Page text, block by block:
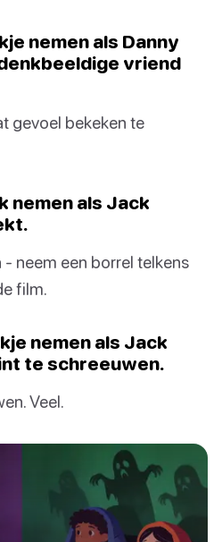
nemen als Danny
vriend
gevoel bekeken te
nemen als Jack
neem een borrel telkens
film.
nemen als Jack
te schreeuwen.
Veel.